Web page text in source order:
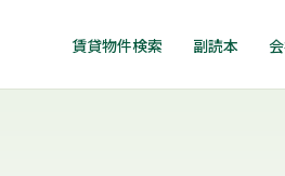
賃貸物件検索 副読本